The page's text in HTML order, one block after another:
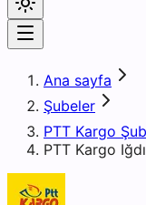
Ana sayfa
Şubeler
PTT Kargo
PTT Kargo